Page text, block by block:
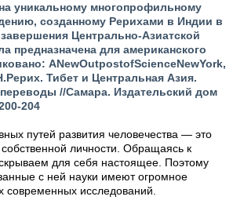
уникальному многопрофильному
созданному Рерихами в Индии в
Центрально-Азиатской
предназначена для американского
ANewOutpostofScienceNewYork,
Тибет и Центральная Азия.
//Самара. Издательский дом
204
путей развития человечества — это
личности. Обращаясь к
для себя настоящее. Поэтому
с ней науки имеют огромное
современных исследований.